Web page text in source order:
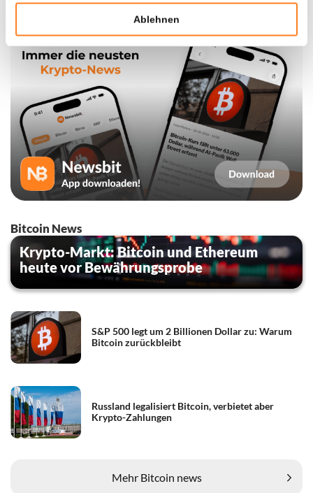
Ablehnen
Bitcoin News
Krypto-Markt: Bitcoin und Ethereum
heute vor Bewährungsprobe
S&P 500 legt um 2 Billionen Dollar zu: Warum
Bitcoin zurückbleibt
Russland legalisiert Bitcoin, verbietet aber
Krypto-Zahlungen
Mehr Bitcoin news